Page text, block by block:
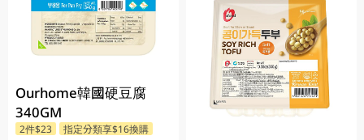
Ourhome韓國硬豆腐
340GM
2件$23 指定分類享$16換購